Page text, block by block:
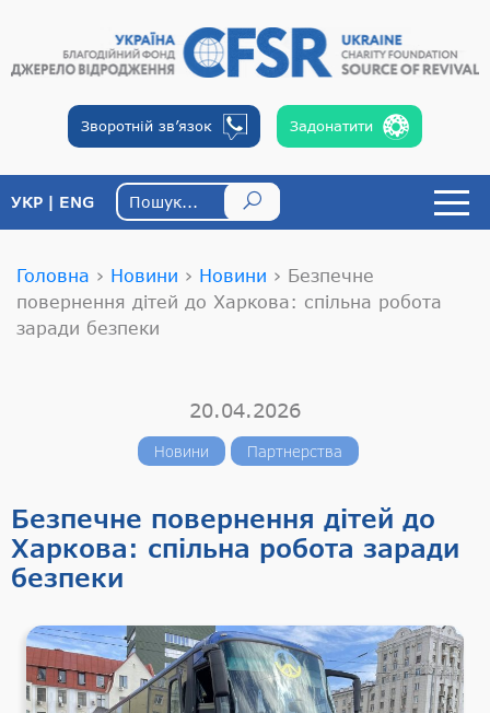
Зворотній зв’язок Задонатити
УКР ENG
Головна › Новини › Новини › Безпечне
повернення дітей до Харкова: спільна робота
заради безпеки
20.04.2026
Новини Партнерства
Безпечне повернення дітей до
Харкова: спільна робота заради
безпеки